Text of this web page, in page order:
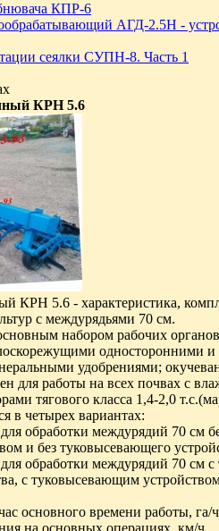
КПР-6
АГД-2.5Н -
сеялки СУПН-8. Часть 1
КРН 5.6
КРН 5.6 - характеристика,
с междурядьями 70 см.
набором рабочих
односторонними
удобрениями;
для работы на всех почвах с
тягового класса 1,4-2,0
в четырех вариантах:
обработки междурядий 70 см
и без туковысевающего
обработки междурядий 70 см
с туковысевающим
основного времени работы, га/ч
на основных операциях, км/ч